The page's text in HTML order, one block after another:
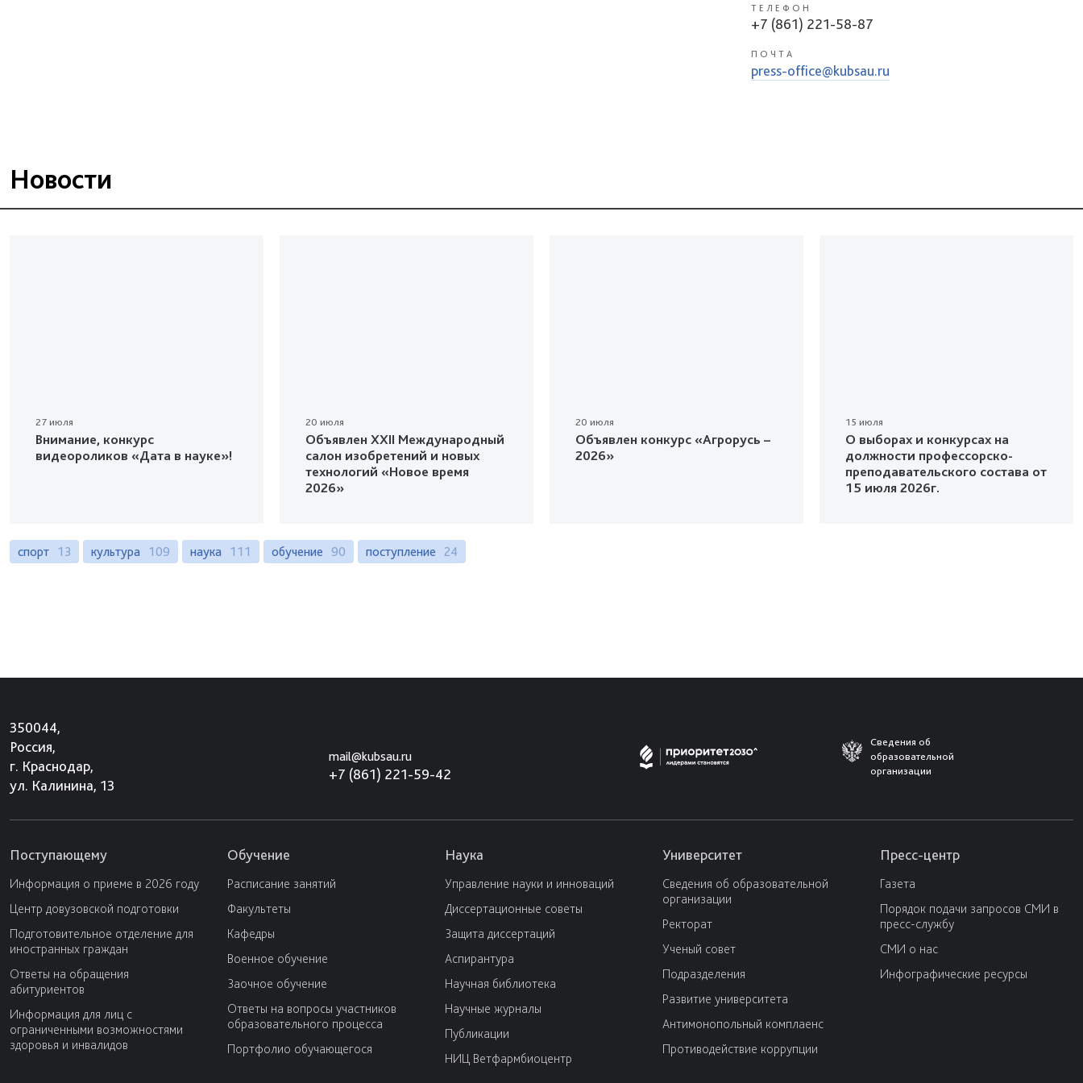
ТЕЛЕФОН
+7 (861) 221-58-87
ПОЧТА
press-office@kubsau.ru
Новости
27 июля
Внимание, конкурс
видеороликов «Дата в науке»!
20 июля
Объявлен XXII Международный
салон изобретений и новых
технологий «Новое время
2026»
20 июля
Объявлен конкурс «Агрорусь –
2026»
15 июля
О выборах и конкурсах на
должности профессорско-
преподавательского состава от
15 июля 2026г.
спорт 13 культура 109 наука 111 обучение 90 поступление 24
350044,
Россия,
г. Краснодар,
ул. Калинина, 13
mail@kubsau.ru
+7 (861) 221-59-42
Сведения об
образовательной
организации
Поступающему
Информация о приеме в 2026 году
Центр довузовской подготовки
Подготовительное отделение для
иностранных граждан
Ответы на обращения
абитуриентов
Информация для лиц с
ограниченными возможностями
здоровья и инвалидов
Обучение
Расписание занятий
Факультеты
Кафедры
Военное обучение
Заочное обучение
Ответы на вопросы участников
образовательного процесса
Портфолио обучающегося
Наука
Управление науки и инноваций
Диссертационные советы
Защита диссертаций
Аспирантура
Научная библиотека
Научные журналы
Публикации
НИЦ Ветфармбиоцентр
Университет
Сведения об образовательной
организации
Ректорат
Ученый совет
Подразделения
Развитие университета
Антимонопольный комплаенс
Противодействие коррупции
Пресс-центр
Газета
Порядок подачи запросов СМИ в
пресс-службу
СМИ о нас
Инфографические ресурсы